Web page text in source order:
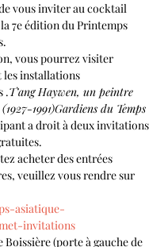
vous inviter au cocktail
7e édition du Printemps
vous pourrez visiter
les installations
.T’ang Haywen, un peintre
1991)Gardiens du Temps
a droit à deux invitations
acheter des entrées
veuillez vous rendre sur
asiatique-
invitations
Boissière (porte à gauche de